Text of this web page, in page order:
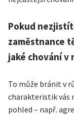
Pokud
zaměstnance
jaké chování v
To může bránit v
charakteristik vás
pohled – např.